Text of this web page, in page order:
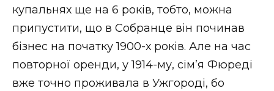
купальнях ще на 6 років, тобто, можна
припустити, що в Собранце він починав
бізнес на початку 1900-х років. Але на час
повторної оренди, у 1914-му, сім’я Фюреді
вже точно проживала в Ужгороді, бо